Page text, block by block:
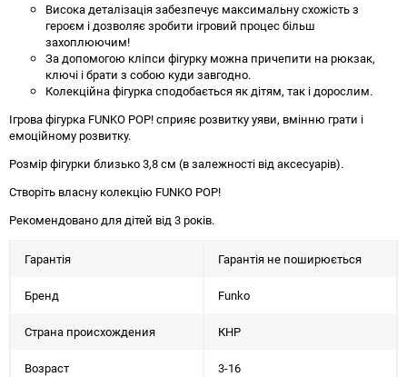
Висока деталізація забезпечує максимальну схожість з
героєм і дозволяє зробити ігровий процес більш
захоплюючим!
За допомогою кліпси фігурку можна причепити на рюкзак,
ключі і брати з собою куди завгодно.
Колекційна фігурка сподобається як дітям, так і дорослим.
Ігрова фігурка FUNKO POP! сприяє розвитку уяви, вмінню грати і
емоційному розвитку.
Розмір фігурки близько 3,8 см (в залежності від аксесуарів).
Створіть власну колекцію FUNKO POP!
Рекомендовано для дітей від 3 років.
Гарантія Гарантія не поширюється
Бренд Funko
Страна происхождения КНР
Возраст 3-16